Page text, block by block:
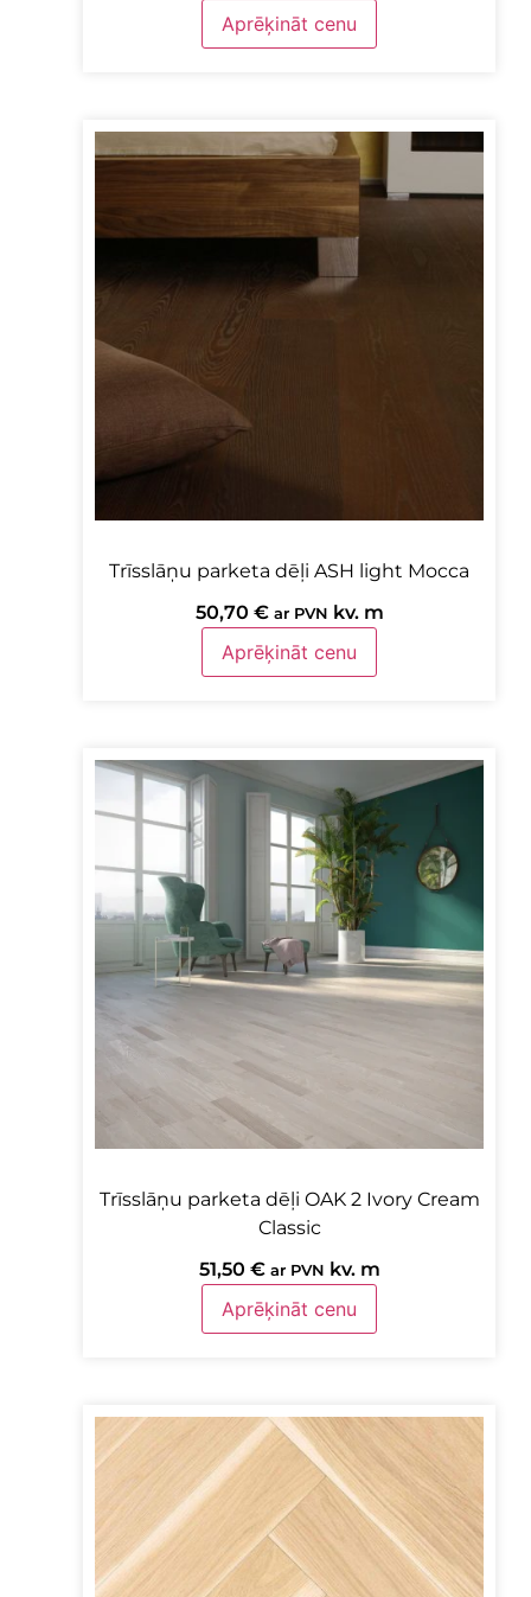
DZĒST FILTRUS
Aprēķināt cenu
Trīsslāņu parketa dēļi ASH light Mocca
50,70 € ar PVN kv. m
Aprēķināt cenu
Trīsslāņu parketa dēļi OAK 2 Ivory Cream
Classic
51,50 € ar PVN kv. m
Aprēķināt cenu